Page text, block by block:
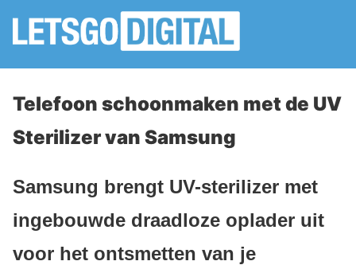
Telefoon schoonmaken met de UV
Sterilizer van Samsung
Samsung brengt UV-sterilizer met
ingebouwde draadloze oplader uit
voor het ontsmetten van je